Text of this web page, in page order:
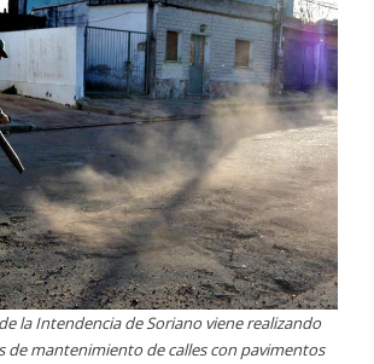
la Intendencia de Soriano viene realizando
de mantenimiento de calles con pavimentos